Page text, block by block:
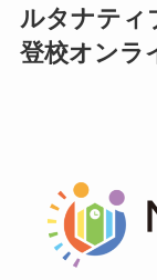
ルタナティ
登校オンラ